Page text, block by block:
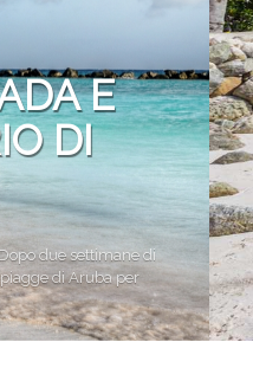
E
DI
due settimane di
di Aruba per